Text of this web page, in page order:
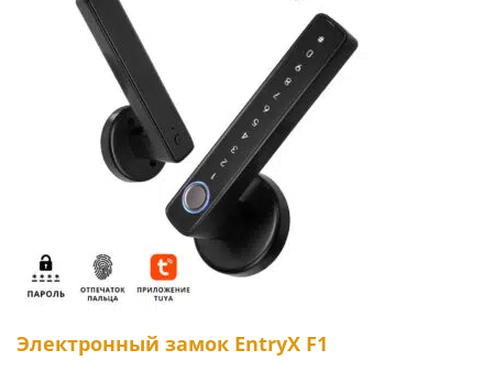
Электронный замок EntryX F1